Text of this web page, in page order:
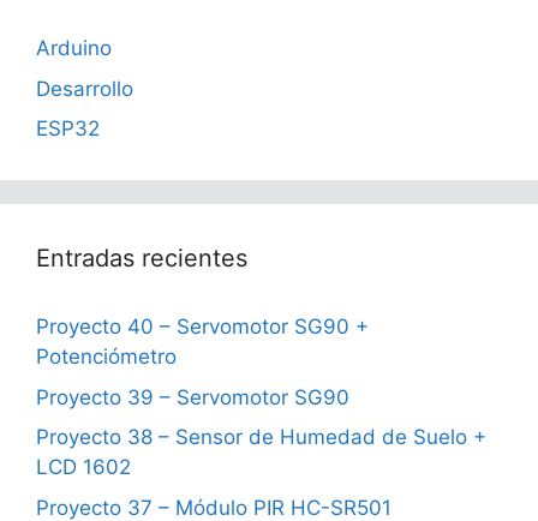
Arduino
Desarrollo
ESP32
Entradas recientes
Proyecto 40 – Servomotor SG90 +
Potenciómetro
Proyecto 39 – Servomotor SG90
Proyecto 38 – Sensor de Humedad de Suelo +
LCD 1602
Proyecto 37 – Módulo PIR HC-SR501